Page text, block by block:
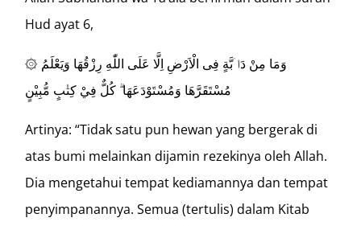
Hud ayat 6,
۞ وَمَا مِنْ دَاۤبَّةٍ فِى الْاَرْضِ اِلَّا عَلَى اللّٰهِ رِزْقُهَا وَيَعْلَمُ
مُسْتَقَرَّهَا وَمُسْتَوْدَعَهَا ۗ كُلٌّ فِيْ كِتٰبٍ مُّبِيْنٍ
Artinya: “Tidak satu pun hewan yang bergerak di
atas bumi melainkan dijamin rezekinya oleh Allah.
Dia mengetahui tempat kediamannya dan tempat
penyimpanannya. Semua (tertulis) dalam Kitab